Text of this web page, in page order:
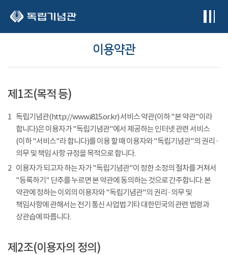
이용약관
제1조(목적 등)
1 독립기념관(http://www.i815.or.kr) 서비스 약관(이하 "본 약관"이라
합니다)은 이용자가 "독립기념관"에서 제공하는 인터넷 관련 서비스
(이하 "서비스"라 합니다)를 이용 할 때 이용자와 "독립기념관"의 권리 ·
의무 및 책임 사항 규정을 목적으로 합니다.
2 이용자가 되고자 하는 자가 "독립기념관"이 정한 소정의 절차를 거쳐서
"등록하기" 단추를 누르면 본 약관에 동의하는 것으로 간주합니다. 본
약관에 정하는 이외의 이용자와 "독립기념관"의 권리 · 의무 및
책임사항에 관해서는 전기 통신 사업법 기타 대한민국의 관련 법령과
상관습에 따릅니다.
제2조(이용자의 정의)